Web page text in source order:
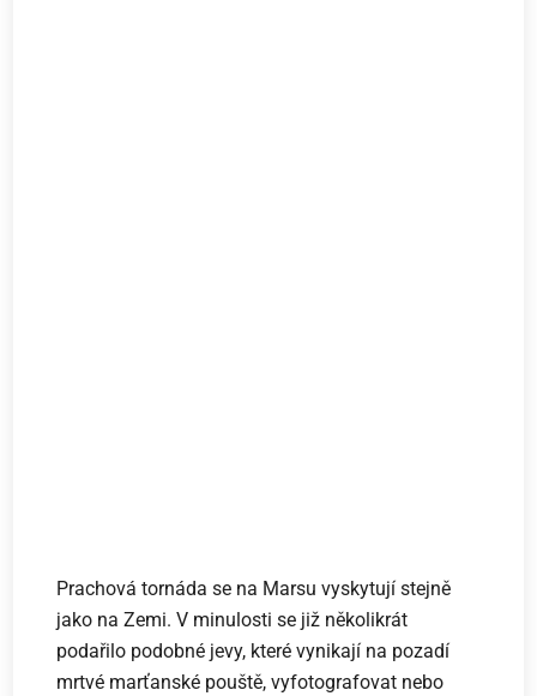
Prachová tornáda se na Marsu vyskytují stejně
jako na Zemi. V minulosti se již několikrát
podařilo podobné jevy, které vynikají na pozadí
mrtvé marťanské pouště, vyfotografovat nebo